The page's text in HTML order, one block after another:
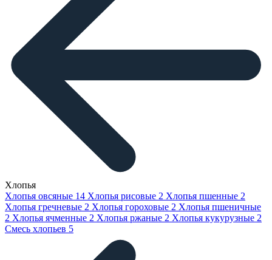
Хлопья
Хлопья овсяные 14 Хлопья рисовые 2 Хлопья пшенные 2
Хлопья гречневые 2 Хлопья гороховые 2 Хлопья пшеничные
2 Хлопья ячменные 2 Хлопья ржаные 2 Хлопья кукурузные 2
Смесь хлопьев 5